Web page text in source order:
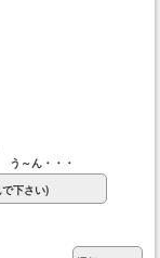
う～ん・・・